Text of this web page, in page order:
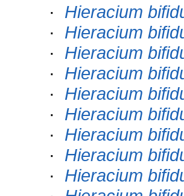
· Hieracium
· Hieracium
· Hieracium
· Hieracium
· Hieracium
· Hieracium
· Hieracium
· Hieracium
· Hieracium